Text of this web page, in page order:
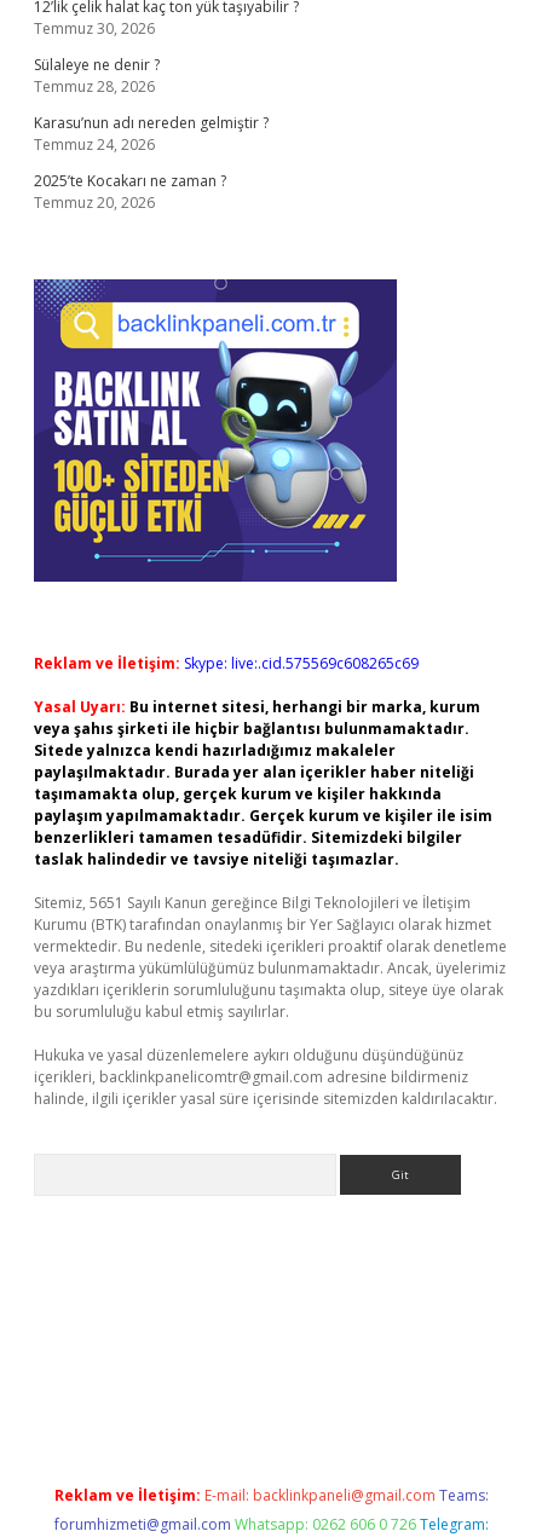
12’lik çelik halat kaç ton yük taşıyabilir ?
Temmuz 30, 2026
Sülaleye ne denir ?
Temmuz 28, 2026
Karasu’nun adı nereden gelmiştir ?
Temmuz 24, 2026
2025’te Kocakarı ne zaman ?
Temmuz 20, 2026
Reklam ve İletişim: Skype: live:.cid.575569c608265c69
Yasal Uyarı: Bu internet sitesi, herhangi bir marka, kurum
veya şahıs şirketi ile hiçbir bağlantısı bulunmamaktadır.
Sitede yalnızca kendi hazırladığımız makaleler
paylaşılmaktadır. Burada yer alan içerikler haber niteliği
taşımamakta olup, gerçek kurum ve kişiler hakkında
paylaşım yapılmamaktadır. Gerçek kurum ve kişiler ile isim
benzerlikleri tamamen tesadüfidir. Sitemizdeki bilgiler
taslak halindedir ve tavsiye niteliği taşımazlar.
Sitemiz, 5651 Sayılı Kanun gereğince Bilgi Teknolojileri ve İletişim
Kurumu (BTK) tarafından onaylanmış bir Yer Sağlayıcı olarak hizmet
vermektedir. Bu nedenle, sitedeki içerikleri proaktif olarak denetleme
veya araştırma yükümlülüğümüz bulunmamaktadır. Ancak, üyelerimiz
yazdıkları içeriklerin sorumluluğunu taşımakta olup, siteye üye olarak
bu sorumluluğu kabul etmiş sayılırlar.
Hukuka ve yasal düzenlemelere aykırı olduğunu düşündüğünüz
içerikleri, backlinkpanelicomtr@gmail.com adresine bildirmeniz
halinde, ilgili içerikler yasal süre içerisinde sitemizden kaldırılacaktır.
Reklam ve İletişim: E-mail: backlinkpaneli@gmail.com Teams:
forumhizmeti@gmail.com Whatsapp: 0262 606 0 726 Telegram: